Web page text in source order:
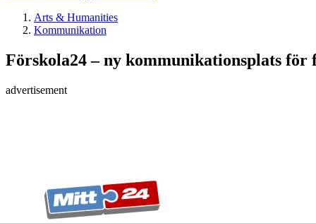
Arts & Humanities
Kommunikation
Förskola24 – ny kommunikationsplats
advertisement